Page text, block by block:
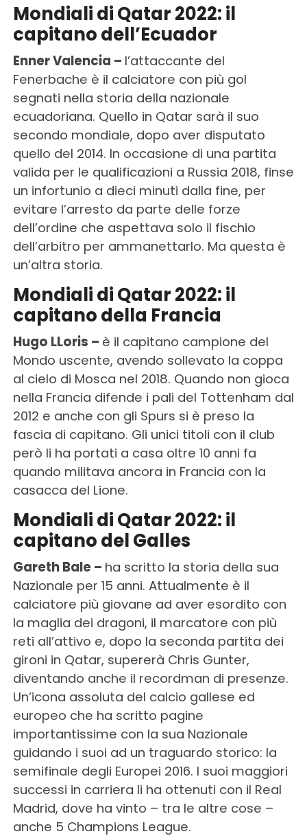
Mondiali di Qatar 2022: il
capitano dell’Ecuador
Enner Valencia – l’attaccante del
Fenerbache è il calciatore con più gol
segnati nella storia della nazionale
ecuadoriana. Quello in Qatar sarà il suo
secondo mondiale, dopo aver disputato
quello del 2014. In occasione di una partita
valida per le qualificazioni a Russia 2018, finse
un infortunio a dieci minuti dalla fine, per
evitare l’arresto da parte delle forze
dell’ordine che aspettava solo il fischio
dell’arbitro per ammanettarlo. Ma questa è
un’altra storia.
Mondiali di Qatar 2022: il
capitano della Francia
Hugo LLoris – è il capitano campione del
Mondo uscente, avendo sollevato la coppa
al cielo di Mosca nel 2018. Quando non gioca
nella Francia difende i pali del Tottenham dal
2012 e anche con gli Spurs si è preso la
fascia di capitano. Gli unici titoli con il club
però li ha portati a casa oltre 10 anni fa
quando militava ancora in Francia con la
casacca del Lione.
Mondiali di Qatar 2022: il
capitano del Galles
Gareth Bale – ha scritto la storia della sua
Nazionale per 15 anni. Attualmente è il
calciatore più giovane ad aver esordito con
la maglia dei dragoni, il marcatore con più
reti all’attivo e, dopo la seconda partita dei
gironi in Qatar, supererà Chris Gunter,
diventando anche il recordman di presenze.
Un’icona assoluta del calcio gallese ed
europeo che ha scritto pagine
importantissime con la sua Nazionale
guidando i suoi ad un traguardo storico: la
semifinale degli Europei 2016. I suoi maggiori
successi in carriera li ha ottenuti con il Real
Madrid, dove ha vinto – tra le altre cose –
anche 5 Champions League.